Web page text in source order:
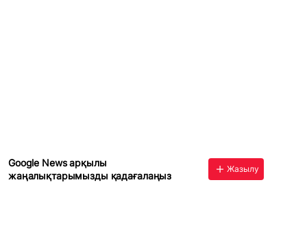
Google News арқылы
жаңалықтарымызды қадағалаңыз
Жазылу